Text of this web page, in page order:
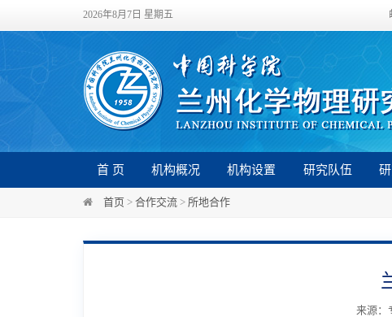
2026年8月7日 星期五
首 页 机构概况 机构设置 研究队伍
首页 > 合作交流 > 所地合作
来源：